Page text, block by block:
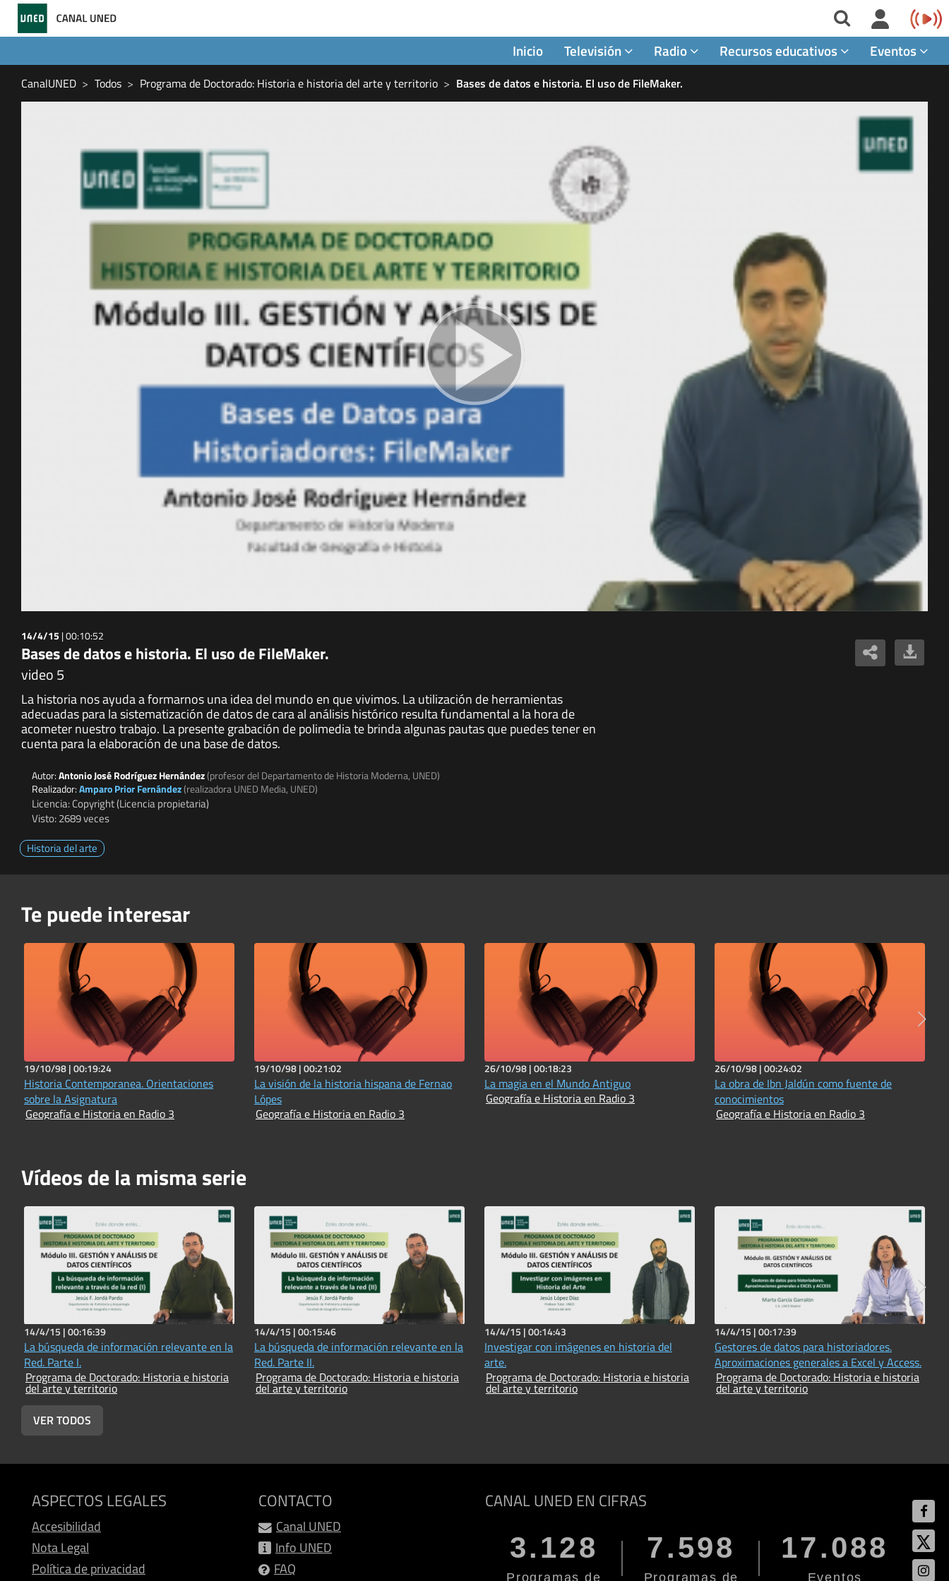
Inicio Televisión Radio Recursos educativos Eventos
CanalUNED Todos Programa de Doctorado: Historia e historia del arte y territorio Bases de datos e historia. El uso de FileMaker.
14/4/15 |00:10:52
Bases de datos e historia. El uso de FileMaker.
video 5
La historia nos ayuda a formarnos una idea del mundo en que vivimos. La utilización de herramientas
adecuadas para la sistematización de datos de cara al análisis histórico resulta fundamental a la hora de
acometer nuestro trabajo. La presente grabación de polimedia te brinda algunas pautas que puedes tener en
cuenta para la elaboración de una base de datos.
Autor:Antonio José Rodríguez Hernández(profesor del Departamento de Historia Moderna, UNED)
Realizador:Amparo Prior Fernández(realizadora UNED Media, UNED)
Licencia: Copyright (Licencia propietaria)
Visto: 2689 veces
Historia del arte
Te puede interesar
19/10/98 |00:19:24
Historia Contemporanea. Orientaciones
sobre la Asignatura
Geografía e Historia en Radio 3
19/10/98 |00:21:02
La visión de la historia hispana de Fernao
Lópes
Geografía e Historia en Radio 3
26/10/98 |00:18:23
La magia en el Mundo Antiguo
Geografía e Historia en Radio 3
26/10/98 |00:24:02
La obra de Ibn Jaldún como fuente de
conocimientos
Geografía e Historia en Radio 3
Vídeos de la misma serie
14/4/15 |00:16:39
La búsqueda de información relevante en la
Red. Parte I.
Programa de Doctorado: Historia e historia
del arte y territorio
14/4/15 |00:15:46
La búsqueda de información relevante en la
Red. Parte II.
Programa de Doctorado: Historia e historia
del arte y territorio
14/4/15 |00:14:43
Investigar con imágenes en historia del
arte.
Programa de Doctorado: Historia e historia
del arte y territorio
14/4/15 |00:17:39
Gestores de datos para historiadores.
Aproximaciones generales a Excel y Access.
Programa de Doctorado: Historia e historia
del arte y territorio
VER TODOS
ASPECTOS LEGALES
Accesibilidad
Nota Legal
Política de privacidad
CONTACTO
Canal UNED
Info UNED
FAQ
CANAL UNED EN CIFRAS
3.128
Programas de
7.598
Programas de
17.088
Eventos